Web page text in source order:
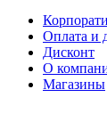
Оплата и
Дисконт
О
Магазины